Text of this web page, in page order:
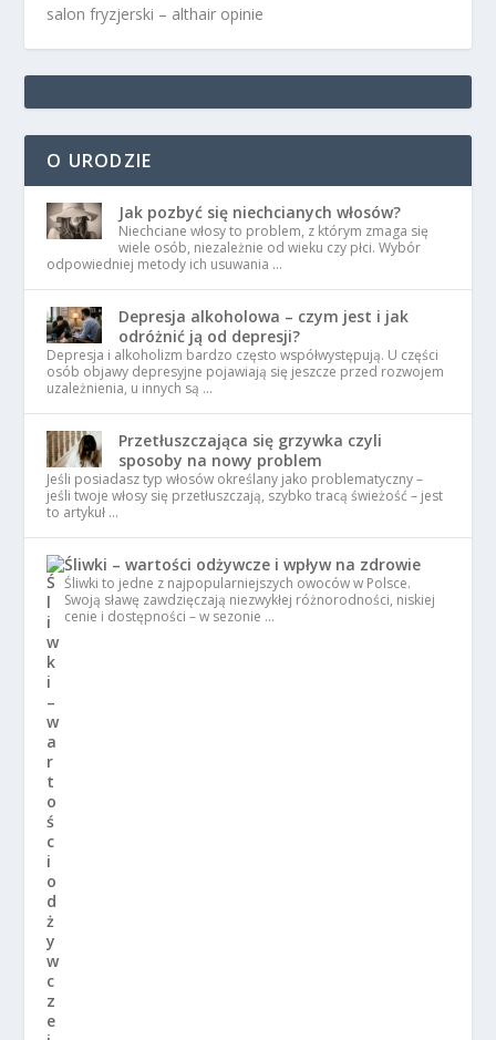
salon fryzjerski – althair opinie
O URODZIE
Jak pozbyć się niechcianych włosów?
Niechciane włosy to problem, z którym zmaga się
wiele osób, niezależnie od wieku czy płci. Wybór
odpowiedniej metody ich usuwania …
Depresja alkoholowa – czym jest i jak
odróżnić ją od depresji?
Depresja i alkoholizm bardzo często współwystępują. U części
osób objawy depresyjne pojawiają się jeszcze przed rozwojem
uzależnienia, u innych są …
Przetłuszczająca się grzywka czyli
sposoby na nowy problem
Jeśli posiadasz typ włosów określany jako problematyczny –
jeśli twoje włosy się przetłuszczają, szybko tracą świeżość – jest
to artykuł …
Śliwki – wartości odżywcze i wpływ na zdrowie
Śliwki to jedne z najpopularniejszych owoców w Polsce.
Swoją sławę zawdzięczają niezwykłej różnorodności, niskiej
cenie i dostępności – w sezonie …